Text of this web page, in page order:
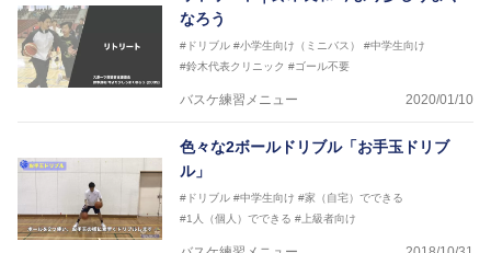
なろう
#ドリブル #小学生向け（ミニバス）
#中学生向け
#鈴木代表クリニック #ゴール不要
バスケ練習メニュー 2020/01/10
色々な2ボールドリブル「お手玉ドリブ
ル」
#ドリブル #中学生向け #家（自宅）でできる
#1人（個人）でできる #上級者向け